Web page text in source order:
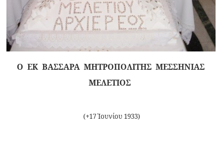
Ο ΕΚ ΒΑΣΣΑΡΑ ΜΗΤΡΟΠΟΛΙΤΗΣ ΜΕΣΣΗΝΙΑΣ
ΜΕΛΕΤΙΟΣ
(+17 Ἰουνίου 1933)